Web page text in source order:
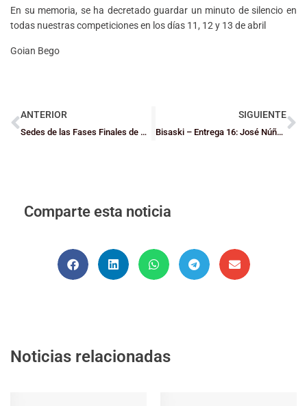
En su memoria, se ha decretado guardar un minuto de silencio en
todas nuestras competiciones en los días 11, 12 y 13 de abril
Goian Bego
ANTERIOR
Sedes de las Fases Finales de Bizkaia
SIGUIENTE
Bisaski – Entrega 16: José Núñez – Programa de Tecnificación y Globall Experience
Comparte esta noticia
Noticias relacionadas